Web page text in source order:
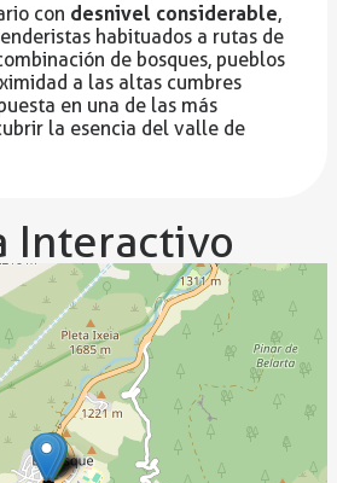
con desnivel considerable,
habituados a rutas de
de bosques, pueblos
a las altas cumbres
en una de las más
la esencia del valle de
Interactivo